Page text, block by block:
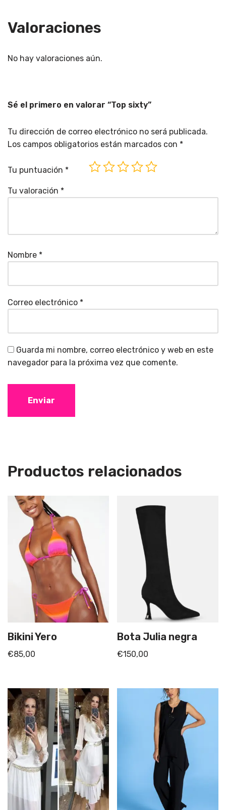
Valoraciones
No hay valoraciones aún.
Sé el primero en valorar “Top sixty”
Tu dirección de correo electrónico no será publicada.
Los campos obligatorios están marcados con *
Tu puntuación *
Tu valoración *
Nombre *
Correo electrónico *
Guarda mi nombre, correo electrónico y web en este
navegador para la próxima vez que comente.
Productos relacionados
Bikini Yero
€85,00
Bota Julia negra
€150,00